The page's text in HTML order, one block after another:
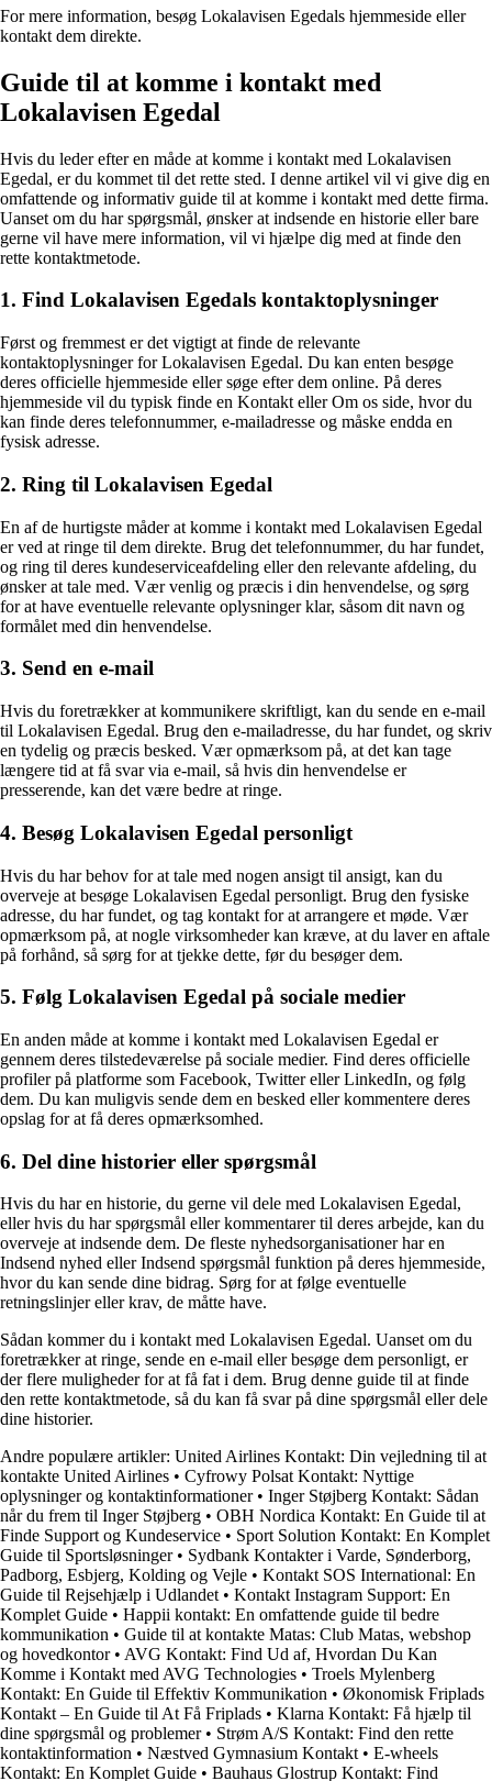
For mere information, besøg Lokalavisen Egedals hjemmeside eller
kontakt dem direkte.
Guide til at komme i kontakt med
Lokalavisen Egedal
Hvis du leder efter en måde at komme i kontakt med Lokalavisen
Egedal, er du kommet til det rette sted. I denne artikel vil vi give dig en
omfattende og informativ guide til at komme i kontakt med dette firma.
Uanset om du har spørgsmål, ønsker at indsende en historie eller bare
gerne vil have mere information, vil vi hjælpe dig med at finde den
rette kontaktmetode.
1. Find Lokalavisen Egedals kontaktoplysninger
Først og fremmest er det vigtigt at finde de relevante
kontaktoplysninger for Lokalavisen Egedal. Du kan enten besøge
deres officielle hjemmeside eller søge efter dem online. På deres
hjemmeside vil du typisk finde en Kontakt eller Om os side, hvor du
kan finde deres telefonnummer, e-mailadresse og måske endda en
fysisk adresse.
2. Ring til Lokalavisen Egedal
En af de hurtigste måder at komme i kontakt med Lokalavisen Egedal
er ved at ringe til dem direkte. Brug det telefonnummer, du har fundet,
og ring til deres kundeserviceafdeling eller den relevante afdeling, du
ønsker at tale med. Vær venlig og præcis i din henvendelse, og sørg
for at have eventuelle relevante oplysninger klar, såsom dit navn og
formålet med din henvendelse.
3. Send en e-mail
Hvis du foretrækker at kommunikere skriftligt, kan du sende en e-mail
til Lokalavisen Egedal. Brug den e-mailadresse, du har fundet, og skriv
en tydelig og præcis besked. Vær opmærksom på, at det kan tage
længere tid at få svar via e-mail, så hvis din henvendelse er
presserende, kan det være bedre at ringe.
4. Besøg Lokalavisen Egedal personligt
Hvis du har behov for at tale med nogen ansigt til ansigt, kan du
overveje at besøge Lokalavisen Egedal personligt. Brug den fysiske
adresse, du har fundet, og tag kontakt for at arrangere et møde. Vær
opmærksom på, at nogle virksomheder kan kræve, at du laver en aftale
på forhånd, så sørg for at tjekke dette, før du besøger dem.
5. Følg Lokalavisen Egedal på sociale medier
En anden måde at komme i kontakt med Lokalavisen Egedal er
gennem deres tilstedeværelse på sociale medier. Find deres officielle
profiler på platforme som Facebook, Twitter eller LinkedIn, og følg
dem. Du kan muligvis sende dem en besked eller kommentere deres
opslag for at få deres opmærksomhed.
6. Del dine historier eller spørgsmål
Hvis du har en historie, du gerne vil dele med Lokalavisen Egedal,
eller hvis du har spørgsmål eller kommentarer til deres arbejde, kan du
overveje at indsende dem. De fleste nyhedsorganisationer har en
Indsend nyhed eller Indsend spørgsmål funktion på deres hjemmeside,
hvor du kan sende dine bidrag. Sørg for at følge eventuelle
retningslinjer eller krav, de måtte have.
Sådan kommer du i kontakt med Lokalavisen Egedal. Uanset om du
foretrækker at ringe, sende en e-mail eller besøge dem personligt, er
der flere muligheder for at få fat i dem. Brug denne guide til at finde
den rette kontaktmetode, så du kan få svar på dine spørgsmål eller dele
dine historier.
Andre populære artikler: United Airlines Kontakt: Din vejledning til at
kontakte United Airlines • Cyfrowy Polsat Kontakt: Nyttige
oplysninger og kontaktinformationer• Inger Støjberg Kontakt: Sådan
når du frem til Inger Støjberg • OBH Nordica Kontakt: En Guide til at
Finde Support og Kundeservice • Sport Solution Kontakt: En Komplet
Guide til Sportsløsninger• Sydbank Kontakter i Varde, Sønderborg,
Padborg, Esbjerg, Kolding og Vejle • Kontakt SOS International: En
Guide til Rejsehjælp i Udlandet • Kontakt Instagram Support: En
Komplet Guide • Happii kontakt: En omfattende guide til bedre
kommunikation • Guide til at kontakte Matas: Club Matas, webshop
og hovedkontor• AVG Kontakt: Find Ud af, Hvordan Du Kan
Komme i Kontakt med AVG Technologies • Troels Mylenberg
Kontakt: En Guide til Effektiv Kommunikation • Økonomisk Friplads
Kontakt – En Guide til At Få Friplads • Klarna Kontakt: Få hjælp til
dine spørgsmål og problemer• Strøm A/S Kontakt: Find den rette
kontaktinformation • Næstved Gymnasium Kontakt • E-wheels
Kontakt: En Komplet Guide • Bauhaus Glostrup Kontakt: Find